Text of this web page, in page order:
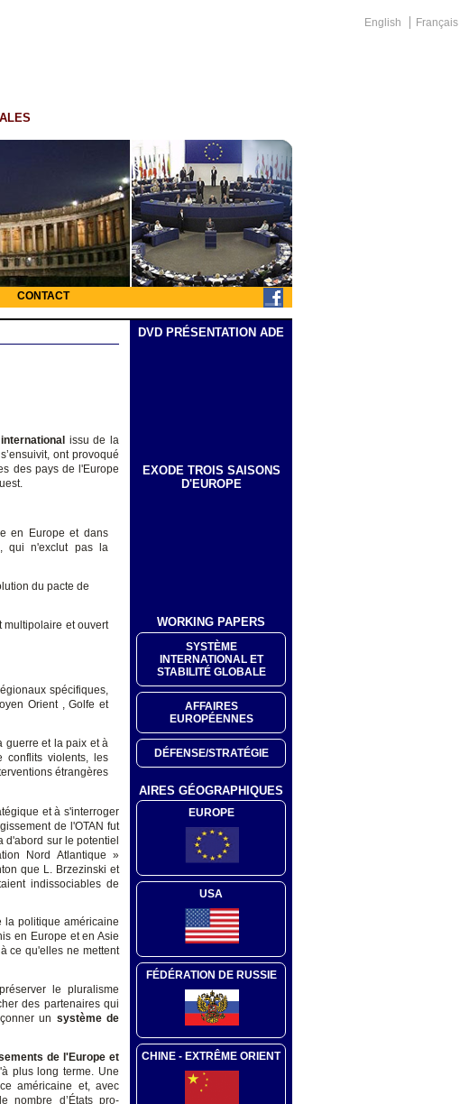
English Français
CONTACT
issu de la
ont provoqué
des pays de l'Europe
en Europe et dans
qui n'exclut pas la
du pacte de
multipolaire et ouvert
spécifiques,
Orient , Golfe et
guerre et la paix et à
conflits violents, les
étrangères
et à s'interroger
de l'OTAN fut
d'abord sur le potentiel
Nord Atlantique »
que L. Brzezinski et
indissociables de
la politique américaine
en Europe et en Asie
ce qu'elles ne mettent
le pluralisme
des partenaires qui
un système de
de l'Europe et
plus long terme. Une
américaine et, avec
nombre d’États pro-
DVD PRÉSENTATION ADE
EXODE TROIS SAISONS
D'EUROPE
WORKING PAPERS
SYSTÈME
INTERNATIONAL ET
STABILITÉ GLOBALE
AFFAIRES
EUROPÉENNES
DÉFENSE/STRATÉGIE
AIRES GÉOGRAPHIQUES
EUROPE
USA
FÉDÉRATION DE RUSSIE
CHINE - EXTRÊME ORIENT